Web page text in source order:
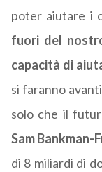
poter aiutare i
fuori del
capacità di
si faranno
solo che il
Sam Bankman-
di 8 miliardi di